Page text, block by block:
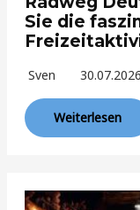
Sie die
Sven 30.07.2026
Weiterlesen